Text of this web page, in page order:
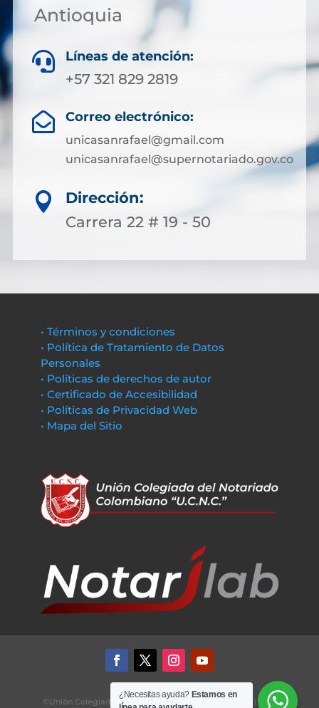
Antioquia
 Líneas de atención:
+57 321 829 2819
 Correo electrónico:
unicasanrafael@gmail.com
unicasanrafael@supernotariado.gov.co

Dirección:
Carrera 22 # 19 - 50
• Términos y condiciones
• Política de Tratamiento de Datos
Personales
• Políticas de derechos de autor
• Certificado de Accesibilidad
• Políticas de Privacidad Web
• Mapa del Sitio
©Unión Colegiada del Notariado Colombiano UCNC | 2022
¿Necesitas ayuda? Estamos en